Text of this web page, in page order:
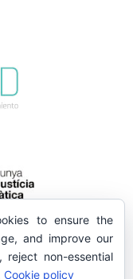
to ensure the
and improve our
reject non-essential
Cookie policy